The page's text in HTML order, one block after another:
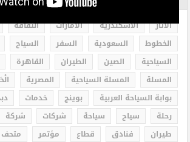
الاثار الاسكندرية الامارات الثقافة
الخطوط
السعودية السفر السياح
السياحية
الصين الطيران القاهرة
المسلة
المسلة السياحية المصرية
بوابة السياحة العربية
بوينج خدمات
رحلة
سياح سياحة شركات شركة
طيران
فنادق قطاع مؤتمر متحف